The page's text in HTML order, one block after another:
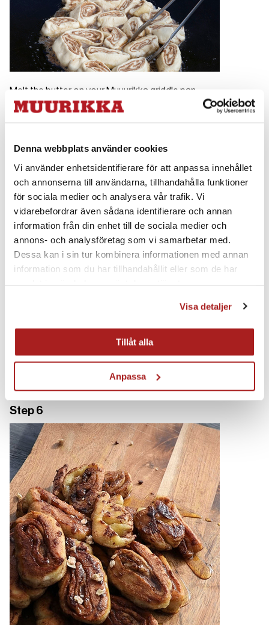
Denna webbplats använder cookies
Vi använder enhetsidentifierare för att anpassa innehållet
och annonserna till användarna, tillhandahålla funktioner
för sociala medier och analysera vår trafik. Vi
vidarebefordrar även sådana identifierare och annan
information från din enhet till de sociala medier och
annons- och analysföretag som vi samarbetar med.
Dessa kan i sin tur kombinera informationen med annan
information som du har tillhandahållit eller som de har
Visa detaljer
Tillåt alla
Anpassa
Melt the butter on your Muuurikka griddle pan,
turn down to low to prevent the buns
Step 5
Cover and let them cook for a
few minutes until golden brown.
Step 6